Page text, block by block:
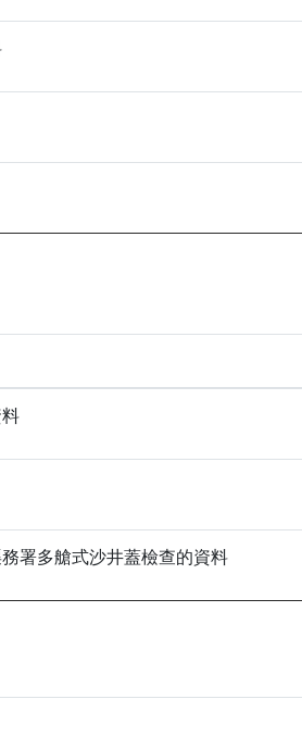
署多艙式沙井蓋檢查的資料